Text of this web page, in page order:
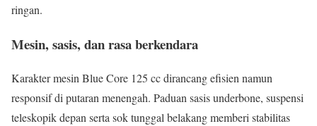
ringan.
Mesin, sasis, dan rasa berkendara
Karakter mesin Blue Core 125 cc dirancang efisien namun
responsif di putaran menengah. Paduan sasis underbone, suspensi
teleskopik depan serta sok tunggal belakang memberi stabilitas